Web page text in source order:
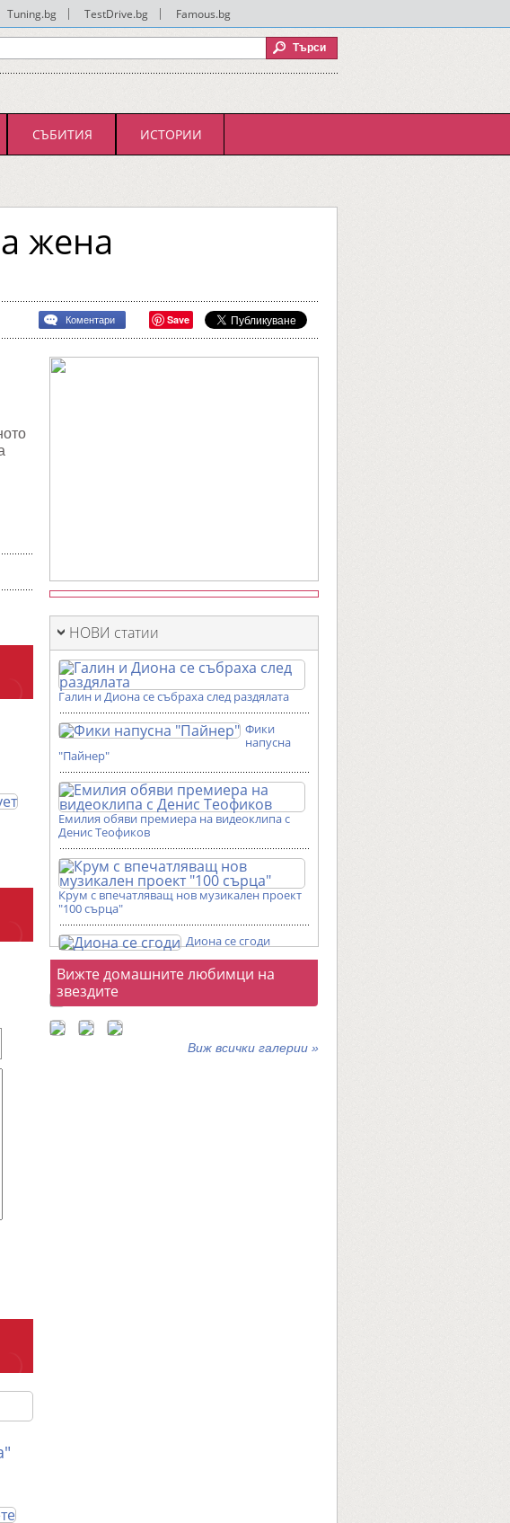
Tuning.bg TestDrive.bg Famous.bg
СЪБИТИЯ ИСТОРИИ
жена
Коментари Save
НОВИ статии
Галин и Диона се събраха след раздялата
Фики
напусна
"Пайнер"
Емилия обяви премиера на видеоклипа с
Денис Теофиков
Крум с впечатляващ нов музикален проект
"100 сърца"
Диона се сгоди
Фотогалерии
Вижте домашните любимци на
звездите
Виж всички галерии »